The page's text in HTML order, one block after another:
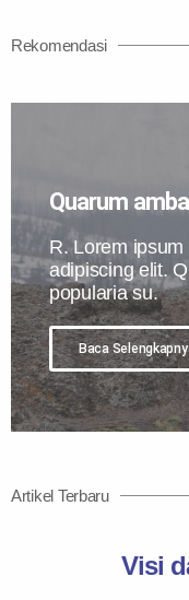
Rekomendasi
Quarum
R. Lorem
adipiscing elit.
popularia su.
Baca
Artikel Terbaru
Visi